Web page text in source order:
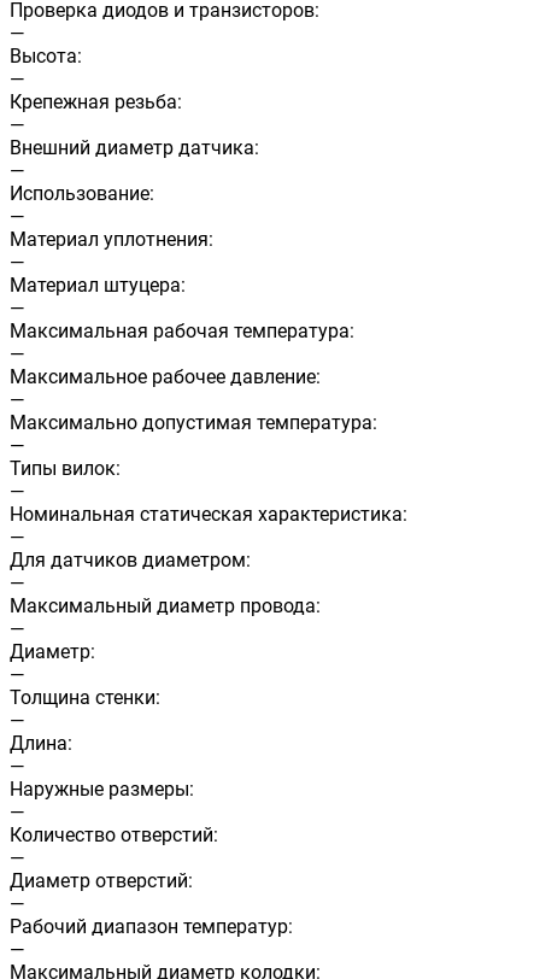
Проверка диодов и транзисторов:
—
Высота:
—
Крепежная резьба:
—
Внешний диаметр датчика:
—
Использование:
—
Материал уплотнения:
—
Материал штуцера:
—
Максимальная рабочая температура:
—
Максимальное рабочее давление:
—
Максимально допустимая температура:
—
Типы вилок:
—
Номинальная статическая характеристика:
—
Для датчиков диаметром:
—
Максимальный диаметр провода:
—
Диаметр:
—
Толщина стенки:
—
Длина:
—
Наружные размеры:
—
Количество отверстий:
—
Диаметр отверстий:
—
Рабочий диапазон температур:
—
Максимальный диаметр колодки: